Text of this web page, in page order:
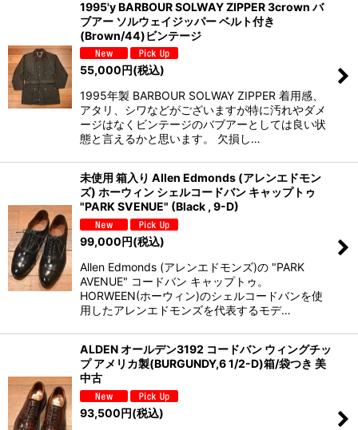
1995'y BARBOUR SOLWAY ZIPPER 3crown バ
ブアー ソルウェイジッパー ベルト付き
(Brown/44)ビンテージ
55,000円(税込)
1995年製 BARBOUR SOLWAY ZIPPER 着用感、
アタリ、シワなどがございますが特に汚れやダメ
ージはなくビンテージのバブアーとしては良い状
態と言えるかと思います。 欠損し…
未使用 箱入り Allen Edmonds (アレンエドモン
ズ) ホーウィン シェルコードバン キャップトゥ
"PARK SVENUE" (Black , 9-D)
99,000円(税込)
Allen Edmonds (アレンエドモンズ)の "PARK
AVENUE" コードバン キャップトゥ。
HORWEEN(ホーウィン)のシェルコードバンを使
用したアレンエドモンズを代表するモデ…
ALDEN オールデン3192 コードバン ウィングチッ
プ アメリカ製(BURGUNDY,6 1/2-D)箱/袋つき 美
中古
93,500円(税込)